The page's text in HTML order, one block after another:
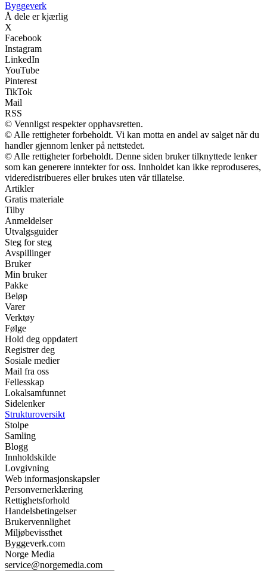
Byggeverk
Å dele er kjærlig
X
Facebook
Instagram
LinkedIn
YouTube
Pinterest
TikTok
Mail
RSS
© Vennligst respekter opphavsretten.
© Alle rettigheter forbeholdt. Vi kan motta en andel av salget når du
handler gjennom lenker på nettstedet.
© Alle rettigheter forbeholdt. Denne siden bruker tilknyttede lenker
som kan generere inntekter for oss. Innholdet kan ikke reproduseres,
videredistribueres eller brukes uten vår tillatelse.
Artikler
Gratis materiale
Tilby
Anmeldelser
Utvalgsguider
Steg for steg
Avspillinger
Bruker
Min bruker
Pakke
Beløp
Varer
Verktøy
Følge
Hold deg oppdatert
Registrer deg
Sosiale medier
Mail fra oss
Fellesskap
Lokalsamfunnet
Sidelenker
Strukturoversikt
Stolpe
Samling
Blogg
Innholdskilde
Lovgivning
Web informasjonskapsler
Personvernerklæring
Rettighetsforhold
Handelsbetingelser
Brukervennlighet
Miljøbevissthet
Byggeverk.com
Norge Media
service@norgemedia.com